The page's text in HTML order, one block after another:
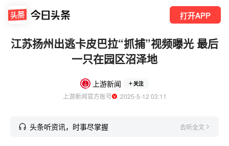
打开APP
江苏扬州出逃卡皮巴拉“抓捕”视频曝光 最后
一只在园区沼泽地
上游新闻 关注
上游新闻官方账号
  2025-5-12 03:11
头条听资讯，时事尽掌握 去听全文